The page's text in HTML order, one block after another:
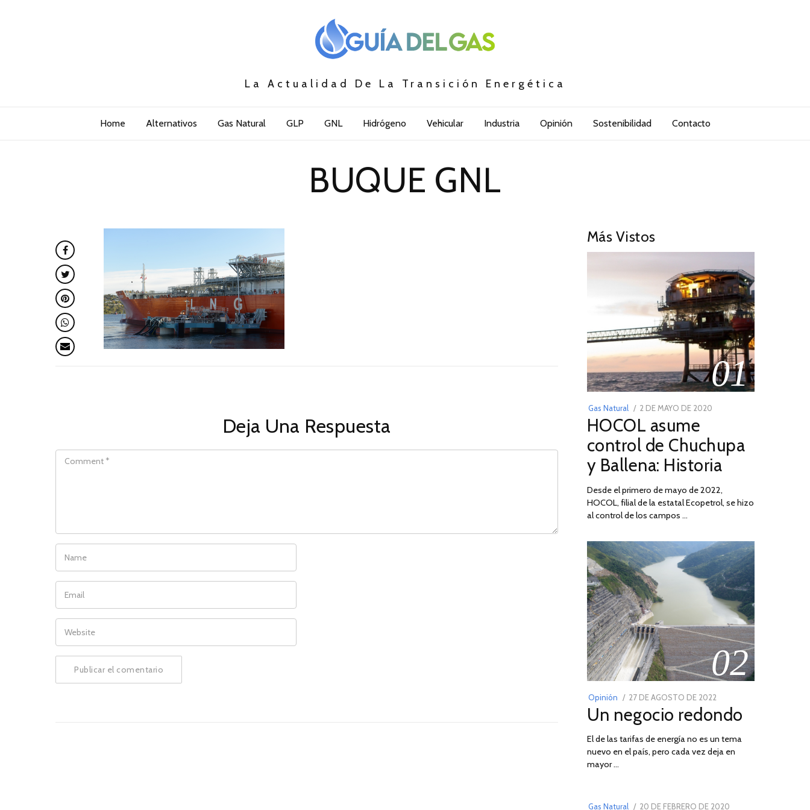
La Actualidad De La Transición Energética
Home Alternativos Gas Natural GLP GNL Hidrógeno Vehicular Industria Opinión Sostenibilidad Contacto
BUQUE GNL
Deja Una Respuesta
Más Vistos
01
Gas Natural
POSTED
ON
2 DE MAYO DE 2020
DE
2026
HOCOL asume
control de Chuchupa
y Ballena: Historia
Desde el primero de mayo de 2022,
HOCOL, filial de la estatal Ecopetrol, se hizo
al control de los campos …
02
Opinión
POSTED
ON
27 DE AGOSTO DE 2022
DE
DE
2022
Un negocio redondo
El de las tarifas de energía no es un tema
nuevo en el país, pero cada vez deja en
mayor …
Gas Natural
POSTED
20 DE FEBRERO DE 2020